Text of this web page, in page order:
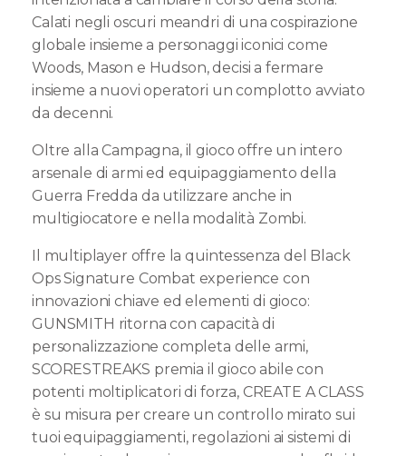
Calati negli oscuri meandri di una cospirazione
globale insieme a personaggi iconici come
Woods, Mason e Hudson, decisi a fermare
insieme a nuovi operatori un complotto avviato
da decenni.
Oltre alla Campagna, il gioco offre un intero
arsenale di armi ed equipaggiamento della
Guerra Fredda da utilizzare anche in
multigiocatore e nella modalità Zombi.
Il multiplayer offre la quintessenza del Black
Ops Signature Combat experience con
innovazioni chiave ed elementi di gioco:
GUNSMITH ritorna con capacità di
personalizzazione completa delle armi,
SCORESTREAKS premia il gioco abile con
potenti moltiplicatori di forza, CREATE A CLASS
è su misura per creare un controllo mirato sui
tuoi equipaggiamenti, regolazioni ai sistemi di